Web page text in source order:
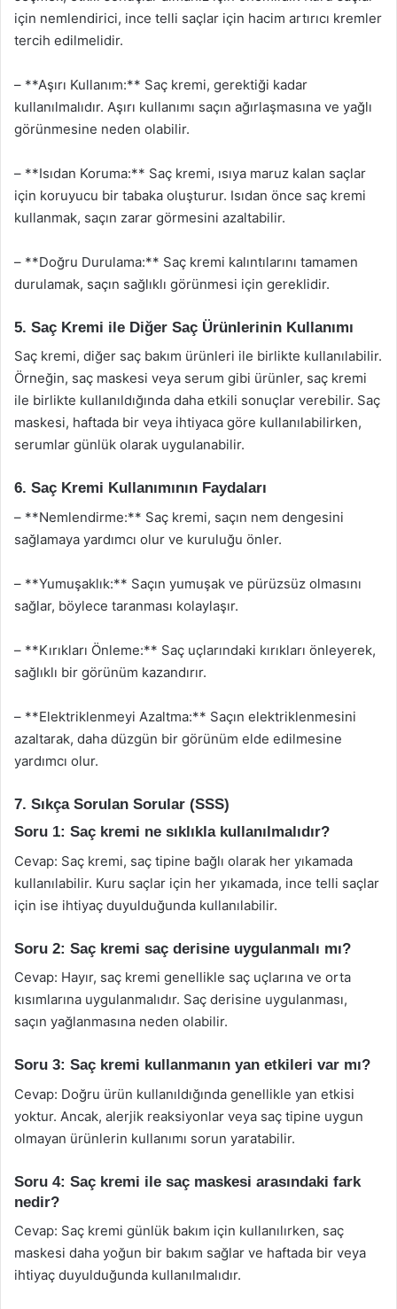
için nemlendirici, ince telli saçlar için hacim artırıcı kremler
tercih edilmelidir.
– **Aşırı Kullanım:** Saç kremi, gerektiği kadar
kullanılmalıdır. Aşırı kullanımı saçın ağırlaşmasına ve yağlı
görünmesine neden olabilir.
– **Isıdan Koruma:** Saç kremi, ısıya maruz kalan saçlar
için koruyucu bir tabaka oluşturur. Isıdan önce saç kremi
kullanmak, saçın zarar görmesini azaltabilir.
– **Doğru Durulama:** Saç kremi kalıntılarını tamamen
durulamak, saçın sağlıklı görünmesi için gereklidir.
5. Saç Kremi ile Diğer Saç Ürünlerinin Kullanımı
Saç kremi, diğer saç bakım ürünleri ile birlikte kullanılabilir.
Örneğin, saç maskesi veya serum gibi ürünler, saç kremi
ile birlikte kullanıldığında daha etkili sonuçlar verebilir. Saç
maskesi, haftada bir veya ihtiyaca göre kullanılabilirken,
serumlar günlük olarak uygulanabilir.
6. Saç Kremi Kullanımının Faydaları
– **Nemlendirme:** Saç kremi, saçın nem dengesini
sağlamaya yardımcı olur ve kuruluğu önler.
– **Yumuşaklık:** Saçın yumuşak ve pürüzsüz olmasını
sağlar, böylece taranması kolaylaşır.
– **Kırıkları Önleme:** Saç uçlarındaki kırıkları önleyerek,
sağlıklı bir görünüm kazandırır.
– **Elektriklenmeyi Azaltma:** Saçın elektriklenmesini
azaltarak, daha düzgün bir görünüm elde edilmesine
yardımcı olur.
7. Sıkça Sorulan Sorular (SSS)
Soru 1: Saç kremi ne sıklıkla kullanılmalıdır?
Cevap: Saç kremi, saç tipine bağlı olarak her yıkamada
kullanılabilir. Kuru saçlar için her yıkamada, ince telli saçlar
için ise ihtiyaç duyulduğunda kullanılabilir.
Soru 2: Saç kremi saç derisine uygulanmalı mı?
Cevap: Hayır, saç kremi genellikle saç uçlarına ve orta
kısımlarına uygulanmalıdır. Saç derisine uygulanması,
saçın yağlanmasına neden olabilir.
Soru 3: Saç kremi kullanmanın yan etkileri var mı?
Cevap: Doğru ürün kullanıldığında genellikle yan etkisi
yoktur. Ancak, alerjik reaksiyonlar veya saç tipine uygun
olmayan ürünlerin kullanımı sorun yaratabilir.
Soru 4: Saç kremi ile saç maskesi arasındaki fark
nedir?
Cevap: Saç kremi günlük bakım için kullanılırken, saç
maskesi daha yoğun bir bakım sağlar ve haftada bir veya
ihtiyaç duyulduğunda kullanılmalıdır.